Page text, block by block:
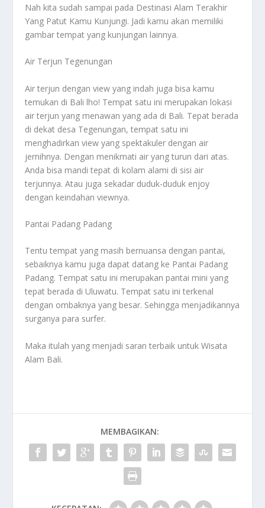
Nah kita sudah sampai pada Destinasi Alam Terakhir
Yang Patut Kamu Kunjungi. Jadi kamu akan memiliki
gambar tempat yang kunjungan lainnya.
Air Terjun Tegenungan
Air terjun dengan view yang indah juga bisa kamu
temukan di Bali lho! Tempat satu ini merupakan lokasi
air terjun yang menawan yang ada di Bali. Tepat berada
di dekat desa Tegenungan, tempat satu ini
menghadirkan view yang spektakuler dengan air
jernihnya. Dengan menikmati air yang turun dari atas.
Anda bisa mandi tepat di kolam alami di sisi air
terjunnya. Atau juga sekadar duduk-duduk enjoy
dengan keindahan viewnya.
Pantai Padang Padang
Tentu tempat yang masih bernuansa dengan pantai,
sebaiknya kamu juga dapat datang ke Pantai Padang
Padang. Tempat satu ini merupakan pantai mini yang
tepat berada di Uluwatu. Tempat satu ini terkenal
dengan ombaknya yang besar. Sehingga menjadikannya
surganya para surfer.
Maka itulah yang menjadi saran terbaik untukWisata
Alam Bali.
MEMBAGIKAN: